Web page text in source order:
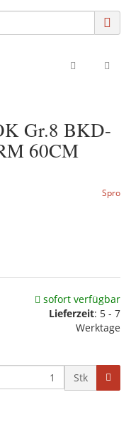
Gr.8 BKD-
60CM
Spro
sofort verfügbar
Lieferzeit: 5 - 7
Werktage
Stk